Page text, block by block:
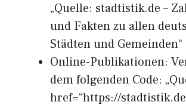
„Quelle: stadtistik.de –
und Fakten zu allen
Städten und Gemeinden“
Online-Publikationen:
dem folgenden Code:
href=“https://